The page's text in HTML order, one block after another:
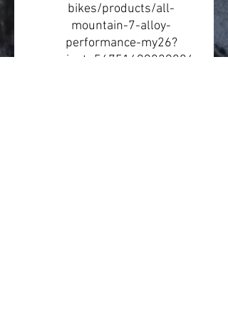
bikes/products/all-
mountain-7-alloy-
performance-my26?
variant=54751699829004